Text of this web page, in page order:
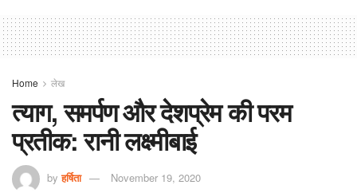
Home लेख
त्याग, समर्पण और देशप्रेम की परम
प्रतीक: रानी लक्ष्मीबाई
by हर्षिता November 19, 2020